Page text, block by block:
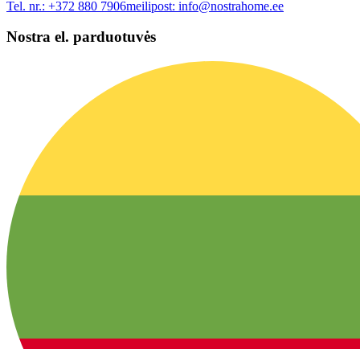
Tel. nr.: +372 880 7906meilipost: info@nostrahome.ee
Nostra el. parduotuvės